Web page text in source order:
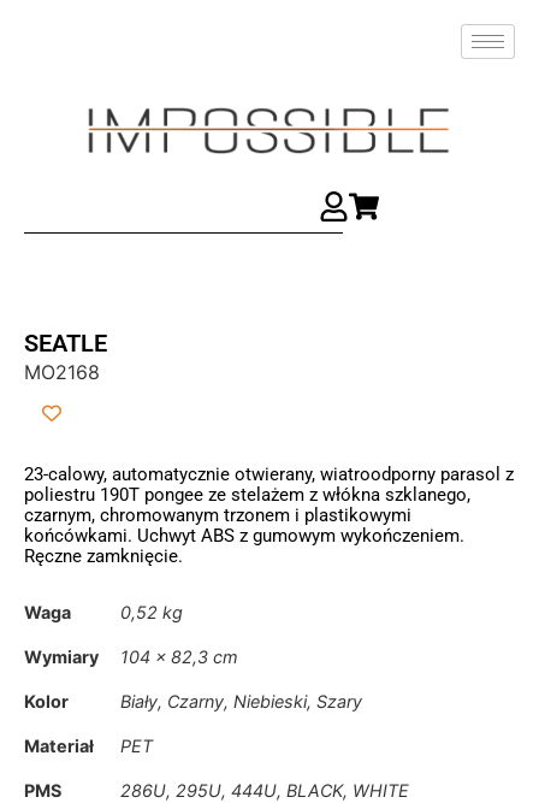
SEATLE
MO2168
23-calowy, automatycznie otwierany, wiatroodporny parasol z
poliestru 190T pongee ze stelażem z włókna szklanego,
czarnym, chromowanym trzonem i plastikowymi
końcówkami. Uchwyt ABS z gumowym wykończeniem.
Ręczne zamknięcie.
Waga 0,52 kg
Wymiary 104 × 82,3 cm
Kolor Biały, Czarny, Niebieski, Szary
Materiał PET
PMS 286U, 295U, 444U, BLACK, WHITE